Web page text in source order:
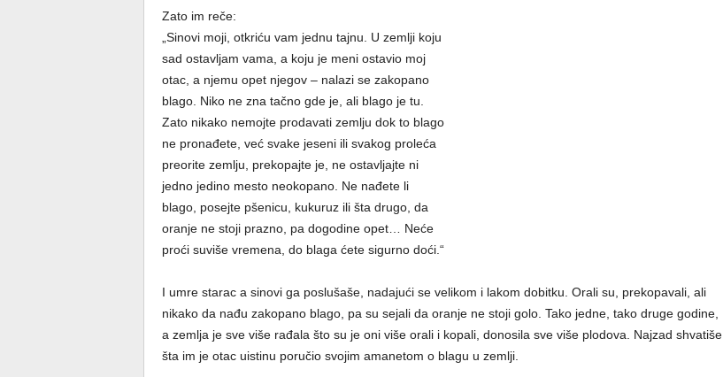
Zato im reče:
„Sinovi moji, otkriću vam jednu tajnu. U zemlji koju
sad ostavljam vama, a koju je meni ostavio moj
otac, a njemu opet njegov – nalazi se zakopano
blago. Niko ne zna tačno gde je, ali blago je tu.
Zato nikako nemojte prodavati zemlju dok to blago
ne pronađete, već svake jeseni ili svakog proleća
preorite zemlju, prekopajte je, ne ostavljajte ni
jedno jedino mesto neokopano. Ne nađete li
blago, posejte pšenicu, kukuruz ili šta drugo, da
oranje ne stoji prazno, pa dogodine opet… Neće
proći suviše vremena, do blaga ćete sigurno doći.“
I umre starac a sinovi ga poslušaše, nadajući se velikom i lakom dobitku. Orali su, prekopavali, ali
nikako da nađu zakopano blago, pa su sejali da oranje ne stoji golo. Tako jedne, tako druge godine,
a zemlja je sve više rađala što su je oni više orali i kopali, donosila sve više plodova. Najzad shvatiše
šta im je otac uistinu poručio svojim amanetom o blagu u zemlji.